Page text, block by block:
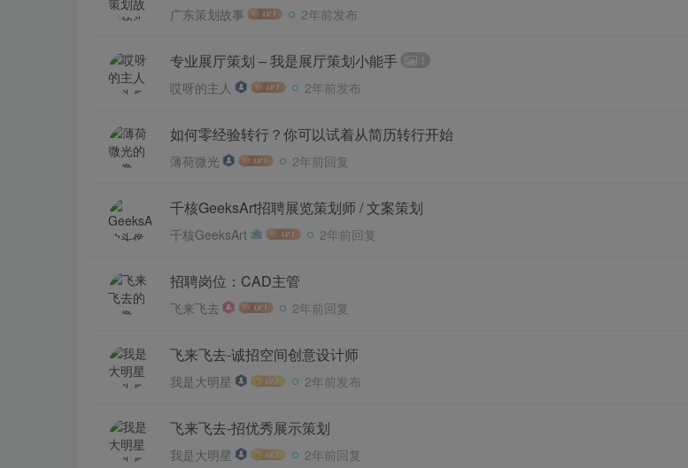
广东策划故事 2年前发布
专业展厅策划 – 我是展厅策划小能手 1
哎呀的主人 2年前发布
如何零经验转行？你可以试着从简历转行开始
薄荷微光 2年前回复
千核GeeksArt招聘展览策划师 / 文案策划
千核GeeksArt 2年前回复
招聘岗位：CAD主管
飞来飞去 2年前回复
飞来飞去-诚招空间创意设计师
我是大明星 2年前发布
飞来飞去-招优秀展示策划
我是大明星 2年前回复